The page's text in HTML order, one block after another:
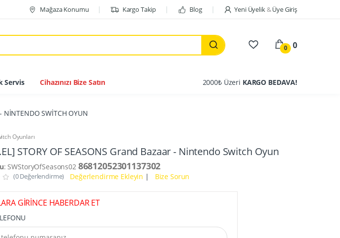
Mağaza Konumu Kargo Takip Blog Yeni Üyelik &Üye Giriş
0 0
Servis Cihazınızı Bize Satın 2000₺ Üzeri KARGO BEDAVA!
NİNTENDO SWİTCH OYUN
Oyunları
STORY OF SEASONS Grand Bazaar - Nintendo Switch Oyun
: SWStoryOfSeasons02 86812052301137302
(0 Değerlendirme) Değerlendirme Ekleyin | Bize Sorun
GİRİNCE HABERDAR ET